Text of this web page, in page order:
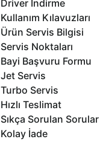
Driver İndirme
Kullanım Kılavuzları
Ürün Servis Bilgisi
Servis Noktaları
Bayi Başvuru Formu
Jet Servis
Turbo Servis
Hızlı Teslimat
Sıkça Sorulan Sorular
Kolay İade